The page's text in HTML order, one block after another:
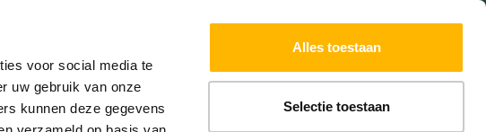
voor social media te
uw gebruik van onze
kunnen deze gegevens
Alles toestaan
Selectie toestaan
EXTRA DIENSTEN